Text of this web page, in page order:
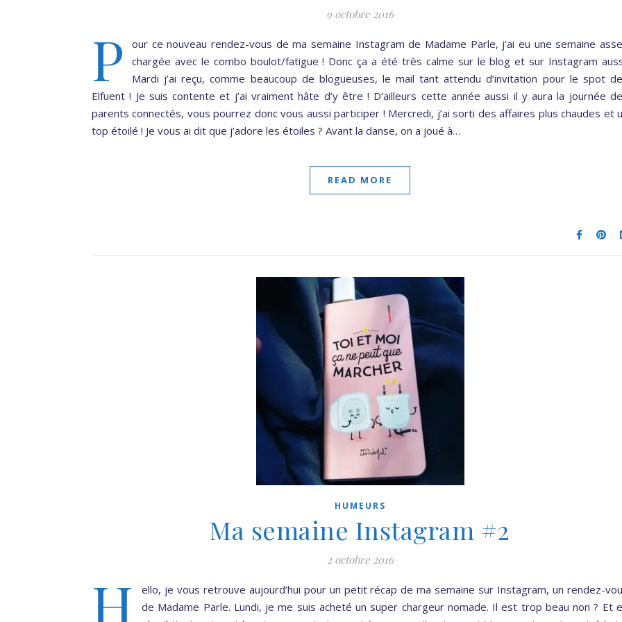
9 octobre 2016
P
our ce nouveau rendez-vous de ma semaine Instagram de Madame Parle, j’ai eu une semaine
chargée avec le combo boulot/fatigue ! Donc ça a été très calme sur le blog et sur Instagram
Mardi j’ai reçu, comme beaucoup de blogueuses, le mail tant attendu d’invitation pour le spot
Elfuent ! Je suis contente et j’ai vraiment hâte d’y être ! D’ailleurs cette année aussi il y aura la journée
parents connectés, vous pourrez donc vous aussi participer ! Mercredi, j’ai sorti des affaires plus chaudes et
top étoilé ! Je vous ai dit que j’adore les étoiles ? Avant la danse, on a joué à…
READ MORE
HUMEURS
Ma semaine Instagram #2
2 octobre 2016
H
ello, je vous retrouve aujourd’hui pour un petit récap de ma semaine sur Instagram, un rendez-
de Madame Parle. Lundi, je me suis acheté un super chargeur nomade. Il est trop beau non ? Et